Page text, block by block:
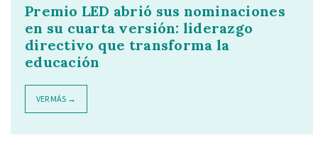
Premio LED abrió sus nominaciones
en su cuarta versión: liderazgo
directivo que transforma la
educación
VER MÁS →